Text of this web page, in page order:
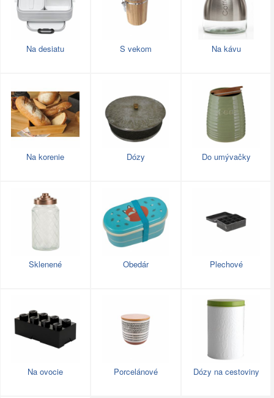
Na desiatu S vekom Na kávu
Na korenie Dózy Do umývačky
Sklenené Obedár Plechové
Na ovocie Porcelánové Dózy na cestoviny